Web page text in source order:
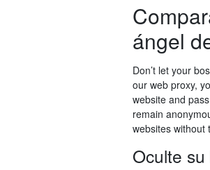
ángel
Don’t let your
our web proxy,
website and
remain
websites without
Oculte